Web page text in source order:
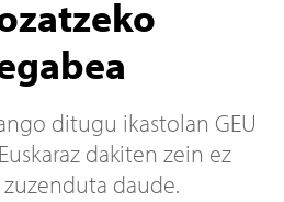
ditugu ikastolan GEU
dakiten zein ez
daude.